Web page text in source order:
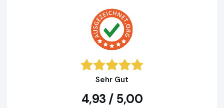
Sehr Gut
4,93 / 5,00